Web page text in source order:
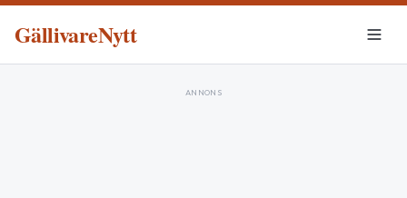
GällivareNytt
ANNONS